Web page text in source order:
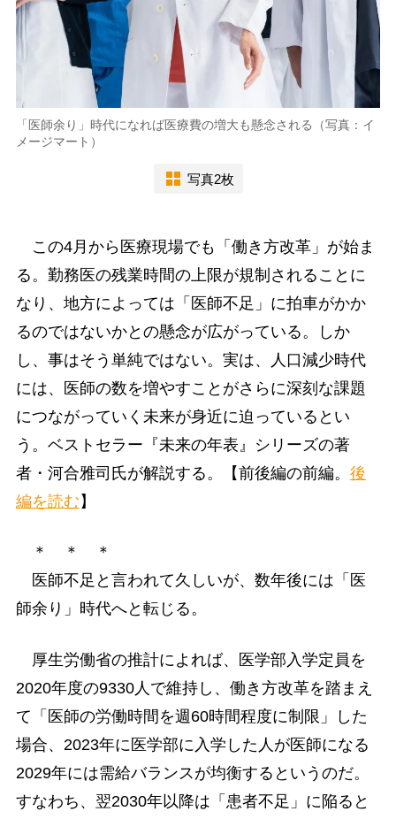
「医師余り」時代になれば医療費の増大も懸念される（写真：イ
メージマート）
写真2枚
この4月から医療現場でも「働き方改革」が始ま
る。勤務医の残業時間の上限が規制されることに
なり、地方によっては「医師不足」に拍車がかか
るのではないかとの懸念が広がっている。しか
し、事はそう単純ではない。実は、人口減少時代
には、医師の数を増やすことがさらに深刻な課題
につながっていく未来が身近に迫っているとい
う。ベストセラー『未来の年表』シリーズの著
者・河合雅司氏が解説する。【前後編の前編。 後
編を読む 】
＊ ＊ ＊
医師不足と言われて久しいが、数年後には「医
師余り」時代へと転じる。
厚生労働省の推計によれば、医学部入学定員を
2020年度の9330人で維持し、働き方改革を踏まえ
て「医師の労働時間を週60時間程度に制限」した
場合、2023年に医学部に入学した人が医師になる
2029年には需給バランスが均衡するというのだ。
すなわち、翌2030年以降は「患者不足」に陥ると